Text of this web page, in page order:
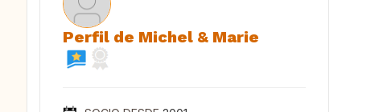
Perfil de Michel & Marie